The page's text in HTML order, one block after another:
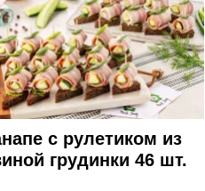
с рулетиком из
грудинки 46 шт.